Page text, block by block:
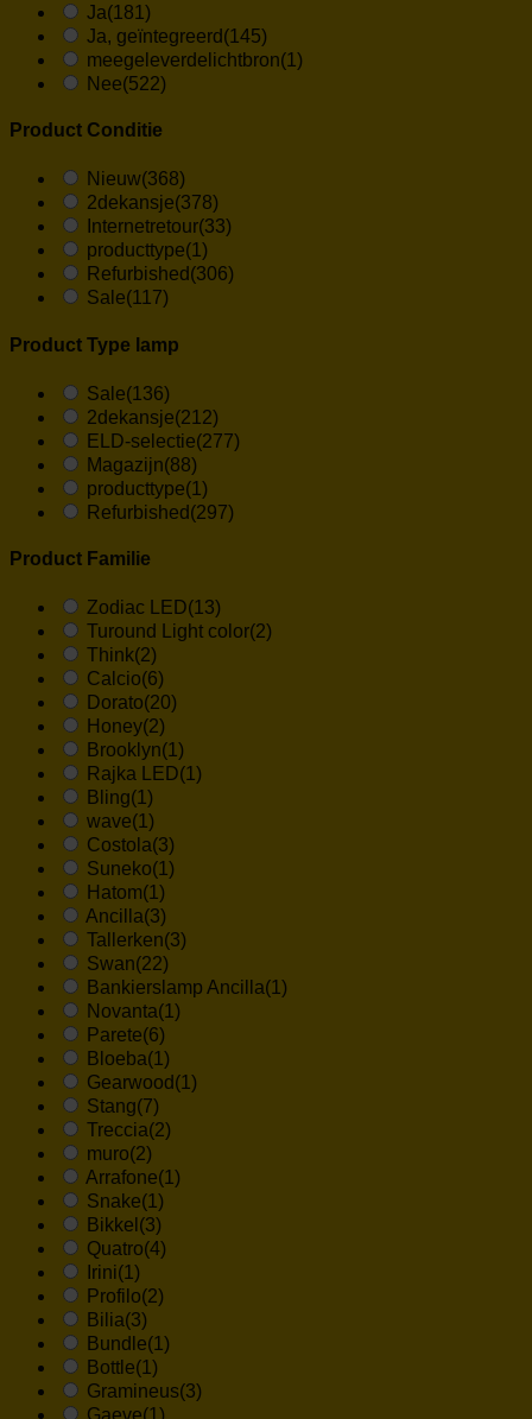
Ja(181)
Ja, geïntegreerd (145)
meegeleverdelichtbron(1)
Nee(522)
Product Conditie
Nieuw(368)
2dekansje(378)
Internetretour(33)
producttype(1)
Refurbished(306)
Sale(117)
Product Type lamp
Sale(136)
2dekansje(212)
ELD-selectie(277)
Magazijn(88)
producttype(1)
Refurbished (297)
Product Familie
Zodiac LED(13)
Turound Light color(2)
Think(2)
Calcio(6)
Dorato(20)
Honey(2)
Brooklyn(1)
Rajka LED(1)
Bling(1)
wave(1)
Costola(3)
Suneko(1)
Hatom(1)
Ancilla(3)
Tallerken(3)
Swan(22)
Bankierslamp Ancilla(1)
Novanta(1)
Parete(6)
Bloeba(1)
Gearwood(1)
Stang(7)
Treccia(2)
muro(2)
Arrafone(1)
Snake(1)
Bikkel (3)
Quatro(4)
Irini(1)
Profilo(2)
Bilia(3)
Bundle(1)
Bottle(1)
Gramineus(3)